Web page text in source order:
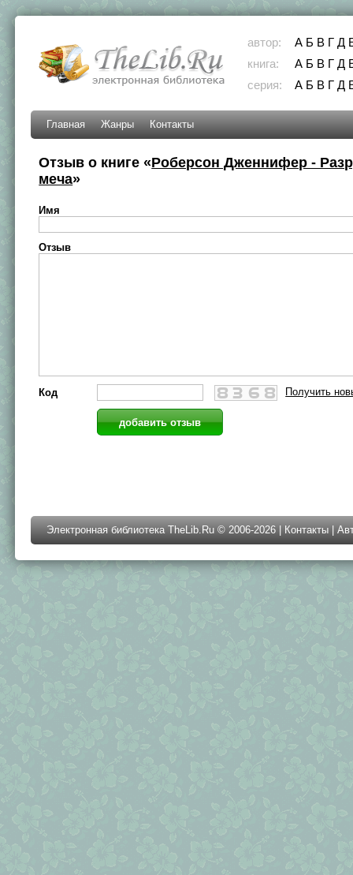
автор: А Б В Г Д
книга:
А Б В Г Д
серия:
А Б В Г Д
Главная Жанры Контакты
Отзыв о книге «Роберсон Дженнифер -
меча»
Имя
Отзыв
Код Получить
Электронная библиотека TheLib.Ru © 2006-2026 | Контакты |